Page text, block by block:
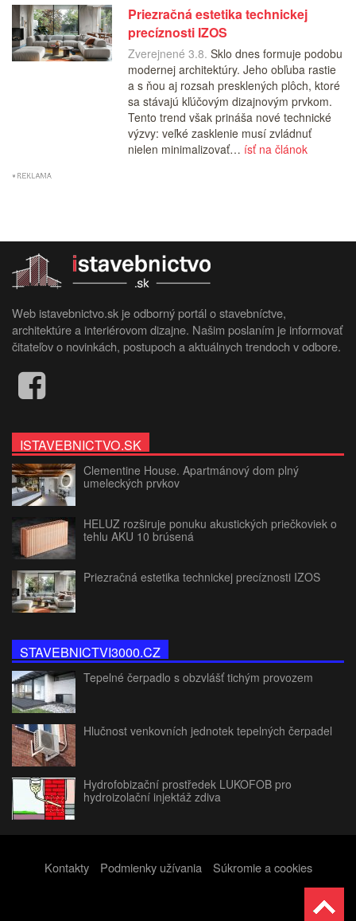
Priezračná estetika technickej
precíznosti IZOS
Zverejnené 3.8. Sklo dnes formuje podobu
modernej architektúry. Jeho obľuba rastie
a s ňou aj rozsah presklených plôch, ktoré
sa stávajú kľúčovým dizajnovým prvkom.
Tento trend však prináša nové technické
výzvy: veľké zasklenie musí zvládnuť
nielen minimalizovať… ísť na článok
Web istavebnictvo.sk je odborný portál o stavebníctve,
architektúre a interiérovom dizajne. Našim poslaním je informovať
čitateľov o novinkách, postupoch a aktuálnych trendoch v odbore.
ISTAVEBNICTVO.SK
Clementine House. Apartmánový dom plný
umeleckých prvkov
HELUZ rozširuje ponuku akustických priečkoviek o
tehlu AKU 10 brúsená
Priezračná estetika technickej precíznosti IZOS
STAVEBNICTVI3000.CZ
Tepelné čerpadlo s obzvlášť tichým provozem
Hlučnost venkovních jednotek tepelných čerpadel
Hydrofobizační prostředek LUKOFOB pro
hydroizolační injektáž zdiva
Kontakty Podmienky užívania Súkromie a cookies